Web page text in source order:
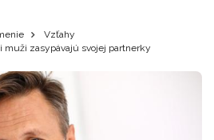
Vzťahy
muži zasypávajú svojej partnerky